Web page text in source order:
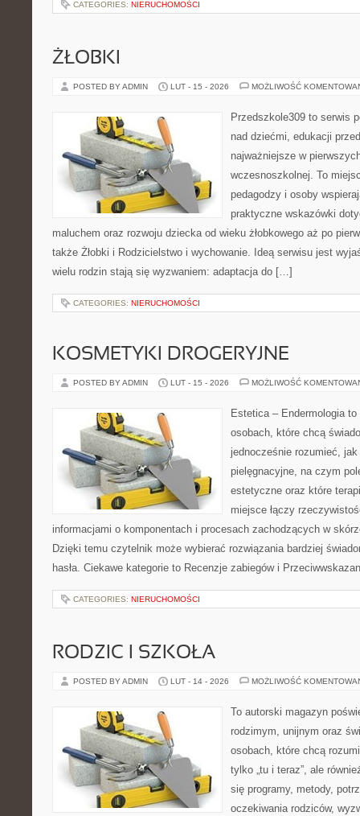
CATEGORIES: NIERUCHOMOŚCI
ŻŁOBKI
POSTED BY ADMIN LUT - 15 - 2026 MOŻLIWOŚĆ
Przedszkole309 to serwis
nad dziećmi, edukacji
najważniejsze w
wczesnoszkolnej. To
pedagodzy i osoby
praktyczne wskazówki
maluchem oraz rozwoju dziecka od wieku żłobkowego aż po
także Żłobki i Rodzicielstwo i wychowanie. Ideą serwisu jest
wielu rodzin stają się wyzwaniem: adaptacja do […]
CATEGORIES: NIERUCHOMOŚCI
KOSMETYKI DROGERYJNE
POSTED BY ADMIN LUT - 15 - 2026 MOŻLIWOŚĆ
Estetica – Endermologia
osobach, które chcą
jednocześnie rozumieć, jak
pielęgnacyjne, na czym
estetyczne oraz które
miejsce łączy
informacjami o komponentach i procesach zachodzących w
Dzięki temu czytelnik może wybierać rozwiązania bardziej
hasła. Ciekawe kategorie to Recenzje zabiegów i
CATEGORIES: NIERUCHOMOŚCI
RODZIC I SZKOŁA
POSTED BY ADMIN LUT - 14 - 2026 MOŻLIWOŚĆ
To autorski magazyn
rodzimym, unijnym oraz
osobach, które chcą
tylko „tu i teraz”, ale
się programy, metody,
oczekiwania rodziców,